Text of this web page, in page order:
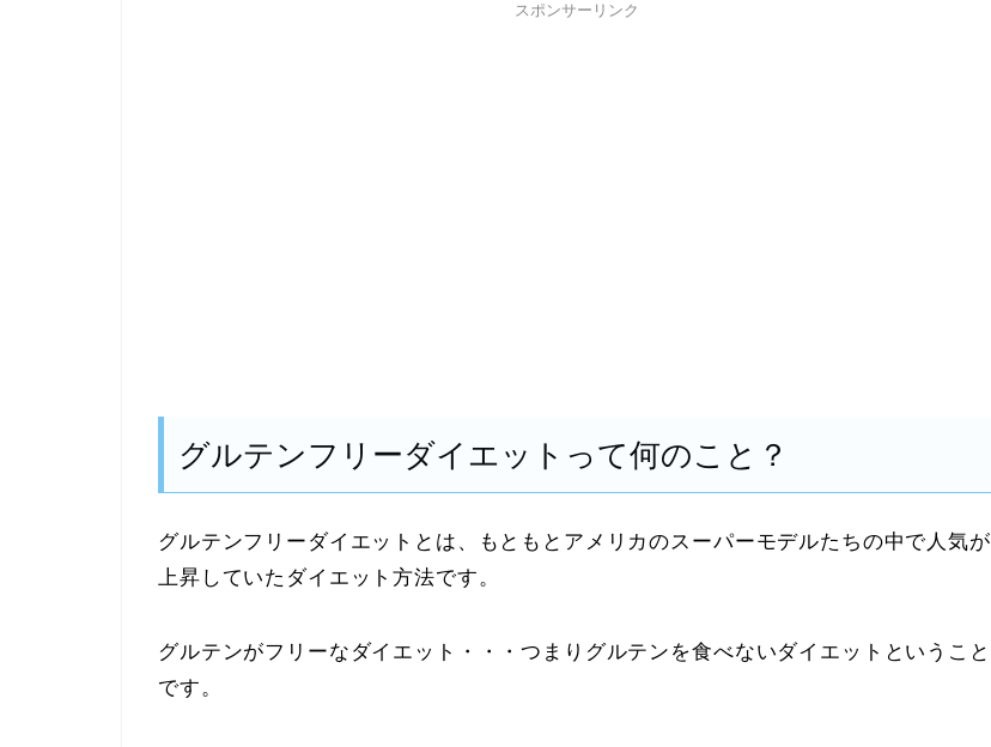
スポンサーリンク
グルテンフリーダイエットって何のこと？
グルテンフリーダイエットとは、もともとアメリカのスーパーモデルたちの中で人気が
上昇していたダイエット方法です。
グルテンがフリーなダイエット・・・つまりグルテンを食べないダイエットということ
です。